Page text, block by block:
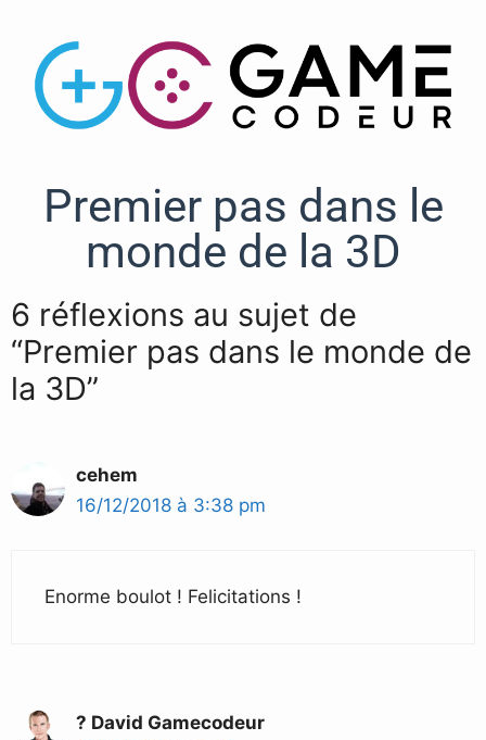
Premier pas dans le
monde de la 3D
6 réflexions au sujet de
“Premier pas dans le monde de
la 3D”
cehem
16/12/2018 à 3:38 pm
Enorme boulot ! Felicitations !
? David Gamecodeur